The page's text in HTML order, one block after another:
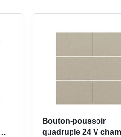
d’un point
lorsqu’il faut une
dans une
Bouton-poussoir
quadruple 24 V